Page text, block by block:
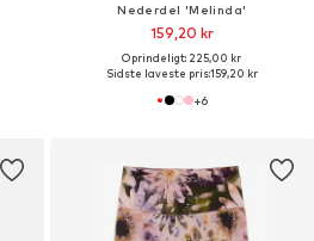
Nederdel 'Melinda'
159,20 kr
Oprindeligt: 225,00 kr
Sidste laveste pris:159,20 kr
+6